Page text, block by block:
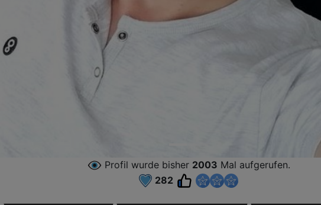
Profil wurde bisher 2003 Mal aufgerufen.
282